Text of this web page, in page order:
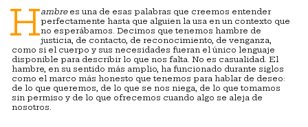
Hambrees una de esas palabras que creemos entender
perfectamente hasta que alguien la usa en un contexto que
no esperábamos. Decimos que tenemos hambre de
justicia, de contacto, de reconocimiento, de venganza,
como si el cuerpo y sus necesidades fueran el único lenguaje
disponible para describir lo que nos falta. No es casualidad. El
hambre, en su sentido más amplio, ha funcionado durante siglos
como el marco más honesto que tenemos para hablar de deseo:
de lo que queremos, de lo que se nos niega, de lo que tomamos
sin permiso y de lo que ofrecemos cuando algo se aleja de
nosotros.